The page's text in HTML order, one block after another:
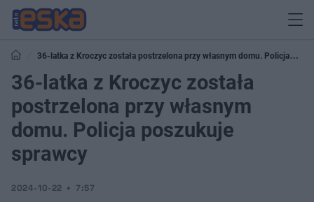
36-latka z Kroczyc została postrzelona przy własnym domu. Policja
poszukuje sprawcy
36-latka z Kroczyc została
postrzelona przy własnym
domu. Policja poszukuje
sprawcy
2024-10-22 7:57